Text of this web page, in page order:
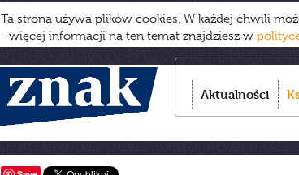
Ta strona używa plików cookies. W każdej chwili
- więcej informacji na ten temat znajdziesz w
Aktualności